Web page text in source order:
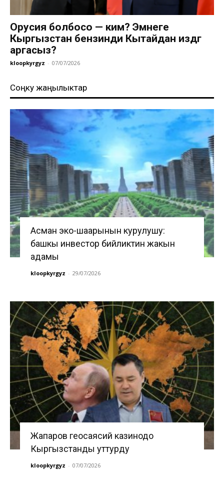
Орусия болбосо — ким? Эмнеге
Кыргызстан бензинди Кытайдан издөөгө
аргасыз?
kloopkyrgyz - 07/07/2026
Соңку жаңылыктар
Асман эко-шаарынын курулушу:
башкы инвестор бийликтин жакын
адамы
kloopkyrgyz - 29/07/2026
Жапаров геосаясий казинодо
Кыргызстанды уттурду
kloopkyrgyz - 07/07/2026